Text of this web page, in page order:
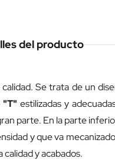
del producto
Se trata de un
"T" estilizadas y
parte. En la parte
y que va
y acabados.